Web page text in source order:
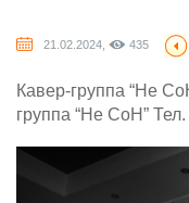
21.02.2024, 435
Кавер-группа “Не
группа “Не СоН”